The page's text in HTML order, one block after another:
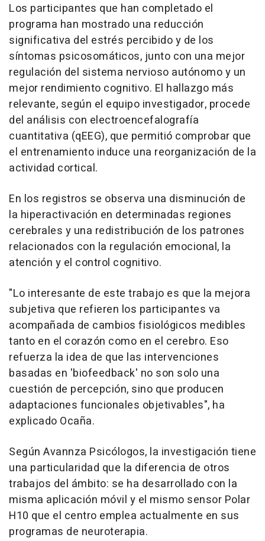
Los participantes que han completado el
programa han mostrado una reducción
significativa del estrés percibido y de los
síntomas psicosomáticos, junto con una mejor
regulación del sistema nervioso autónomo y un
mejor rendimiento cognitivo. El hallazgo más
relevante, según el equipo investigador, procede
del análisis con electroencefalografía
cuantitativa (qEEG), que permitió comprobar que
el entrenamiento induce una reorganización de la
actividad cortical.
En los registros se observa una disminución de
la hiperactivación en determinadas regiones
cerebrales y una redistribución de los patrones
relacionados con la regulación emocional, la
atención y el control cognitivo.
"Lo interesante de este trabajo es que la mejora
subjetiva que refieren los participantes va
acompañada de cambios fisiológicos medibles
tanto en el corazón como en el cerebro. Eso
refuerza la idea de que las intervenciones
basadas en 'biofeedback' no son solo una
cuestión de percepción, sino que producen
adaptaciones funcionales objetivables", ha
explicado Ocaña.
Según Avannza Psicólogos, la investigación tiene
una particularidad que la diferencia de otros
trabajos del ámbito: se ha desarrollado con la
misma aplicación móvil y el mismo sensor Polar
H10 que el centro emplea actualmente en sus
programas de neuroterapia.